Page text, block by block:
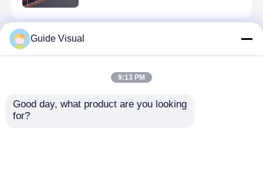
Trang chủ
Nhà Về chúng tôi
Sơ đồ trang web
Chính sách bảo mật
Phẩm chấtMàn hình treo tường LEDNhà máy
Guide Visual
9:13 PM
Good day, what product are you looking
for?